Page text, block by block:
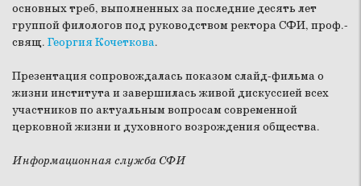
основных треб, выполненных за последние десять лет
группой филологов под руководством ректора СФИ, проф.-
свящ. Георгия Кочеткова.
Презентация сопровождалась показом слайд-фильма о
жизни института и завершилась живой дискуссией всех
участников по актуальным вопросам современной
церковной жизни и духовного возрождения общества.
Информационная служба СФИ